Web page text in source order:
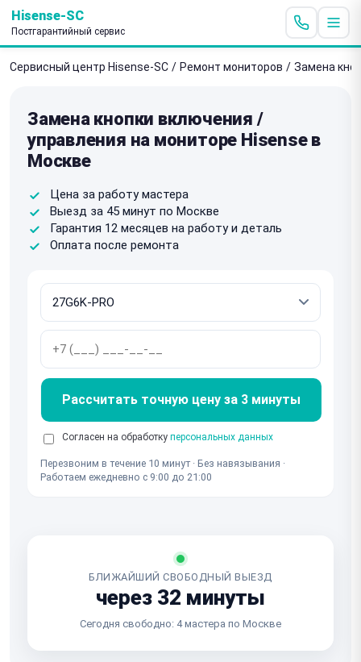
Hisense-SC
Постгарантийный сервис
Сервисный центр Hisense-SC / Ремонт мониторов / Замена
Замена кнопки включения /
управления на мониторе Hisense в
Москве
Цена за работу мастера
Выезд за 45 минут по Москве
Гарантия 12 месяцев на работу и деталь
Оплата после ремонта
Рассчитать точную цену за 3 минуты
Согласен на обработку персональных данных
Перезвоним в течение 10 минут · Без навязывания ·
Работаем ежедневно с 9:00 до 21:00
БЛИЖАЙШИЙ СВОБОДНЫЙ ВЫЕЗД
через 32 минуты
Сегодня свободно: 4 мастера по Москве